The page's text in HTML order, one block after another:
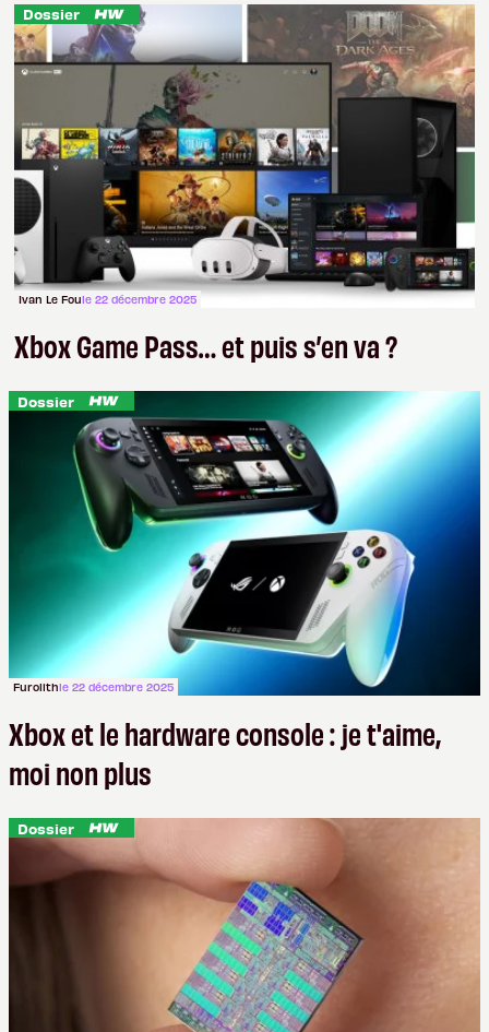
Dossier
Ivan Le Foule 22 décembre 2025
Xbox Game Pass… et puis s’en va ?
Dossier
Furolithle 22 décembre 2025
Xbox et le hardware console : je t'aime,
moi non plus
Dossier